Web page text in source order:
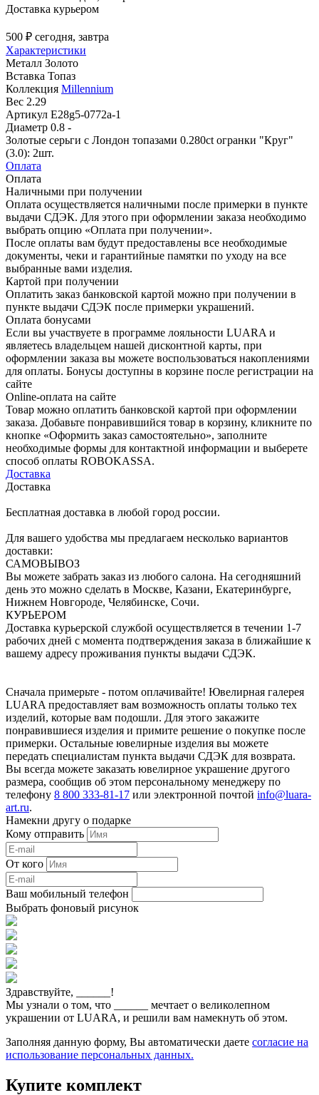
Доставка курьером
500 ₽ сегодня, завтра
Характеристики
Металл Золото
Вставка Топаз
Коллекция Millennium
Вес 2.29
Артикул E28g5-0772a-1
Диаметр 0.8 -
Золотые серьги с Лондон топазами 0.280ct огранки "Круг"
(3.0): 2шт.
Оплата
Оплата
Наличными при получении
Оплата осуществляется наличными после примерки в пункте
выдачи СДЭК. Для этого при оформлении заказа необходимо
выбрать опцию «Оплата при получении».
После оплаты вам будут предоставлены все необходимые
документы, чеки и гарантийные памятки по уходу на все
выбранные вами изделия.
Картой при получении
Оплатить заказ банковской картой можно при получении в
пункте выдачи СДЭК после примерки украшений.
Оплата бонусами
Если вы участвуете в программе лояльности LUARA и
являетесь владельцем нашей дисконтной карты, при
оформлении заказа вы можете воспользоваться накоплениями
для оплаты. Бонусы доступны в корзине после регистрации на
сайте
Online-оплата на сайте
Товар можно оплатить банковской картой при оформлении
заказа. Добавьте понравившийся товар в корзину, кликните по
кнопке «Оформить заказ самостоятельно», заполните
необходимые формы для контактной информации и выберете
способ оплаты ROBOKASSA.
Доставка
Доставка
Бесплатная доставка в любой город россии.
Для вашего удобства мы предлагаем несколько вариантов
доставки:
САМОВЫВОЗ
Вы можете забрать заказ из любого салона. На сегодняшний
день это можно сделать в Москве, Казани, Екатеринбурге,
Нижнем Новгороде, Челябинске, Сочи.
КУРЬЕРОМ
Доставка курьерской службой осуществляется в течении 1-7
рабочих дней с момента подтверждения заказа в ближайшие к
вашему адресу проживания пункты выдачи СДЭК.
Сначала примерьте - потом оплачивайте! Ювелирная галерея
LUARA предоставляет вам возможность оплаты только тех
изделий, которые вам подошли. Для этого закажите
понравившиеся изделия и примите решение о покупке после
примерки. Остальные ювелирные изделия вы можете
передать специалистам пункта выдачи СДЭК для возврата.
Вы всегда можете заказать ювелирное украшение другого
размера, сообщив об этом персональному менеджеру по
телефону 8 800 333-81-17 или электронной почтой info@luara-
art.ru.
Намекни другу о подарке
Кому отправить
От кого
Ваш мобильный телефон
Выбрать фоновый рисунок
Здравствуйте,
!
Мы узнали о том, что
мечтает о великолепном
украшении от LUARA, и решили вам намекнуть об этом.
Заполняя данную форму, Вы автоматически даете согласие на
использование персональных данных.
Купите комплект